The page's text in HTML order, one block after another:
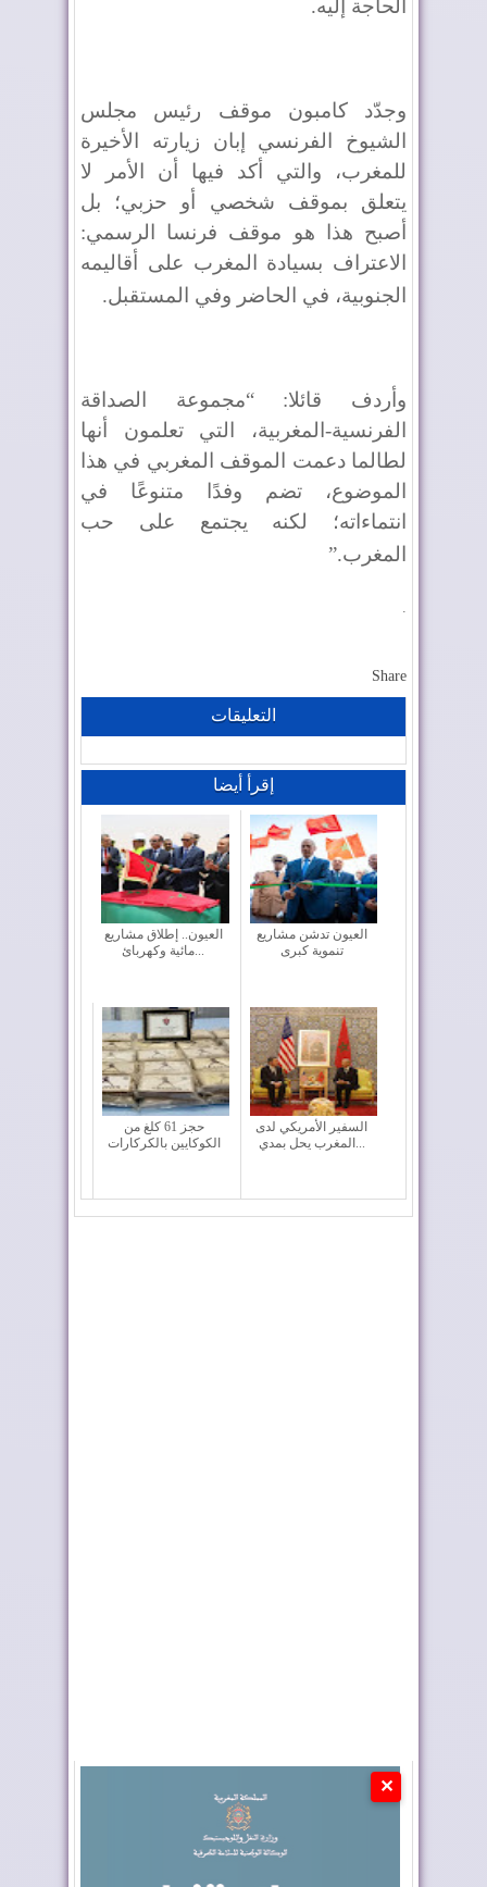
الحاجة إليه.
وجدّد كامبون موقف رئيس مجلس
الشيوخ الفرنسي إبان زيارته الأخيرة
للمغرب، والتي أكد فيها أن الأمر لا
يتعلق بموقف شخصي أو حزبي؛ بل
أصبح هذا هو موقف فرنسا الرسمي:
الاعتراف بسيادة المغرب على أقاليمه
الجنوبية، في الحاضر وفي المستقبل.
وأردف قائلا: “مجموعة الصداقة
الفرنسية-المغربية، التي تعلمون أنها
لطالما دعمت الموقف المغربي في هذا
الموضوع، تضم وفدًا متنوعًا في
انتماءاته؛ لكنه يجتمع على حب
المغرب”.
.
Share
التعليقات
إقرأ أيضا
العيون.. إطلاق مشاريع
مائية وكهربائ...
العيون تدشن مشاريع
تنموية كبرى
حجز 61 كلغ من
الكوكايين بالكركارات
السفير الأمريكي لدى
المغرب يحل بمدي...
✕